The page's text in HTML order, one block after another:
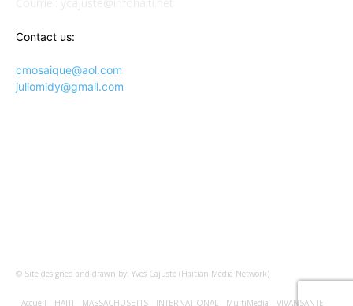
Contact us:
cmosaique@aol.com
juliomidy@gmail.com
© Site designed and drawn by: Yves Cajuste (Haitian Media Network)
Accueil HAITI MASSACHUSETTS INTERNATIONAL MultiMedia VIVANSANTE